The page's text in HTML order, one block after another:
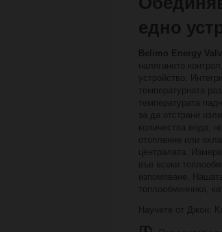
едно
Belimo Energy
налягането
устройство.
температурната
температурата
за да отстрани
количества вода,
отопление или
централата.
във всеки
изпомпване.
топлообменника,
Научете от Джон: